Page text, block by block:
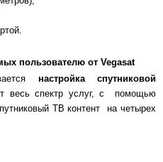
пользователю от Vegasat
настройка спутниковой
весь спектр услуг, с помощью
ТВ контент на четырех